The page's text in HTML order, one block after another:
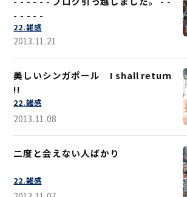
- - - - -
22.雑感
2013.11.21
美しいシンガポール I shall return
!!
22.雑感
2013.11.08
二度と会えない人ばかり
22.雑感